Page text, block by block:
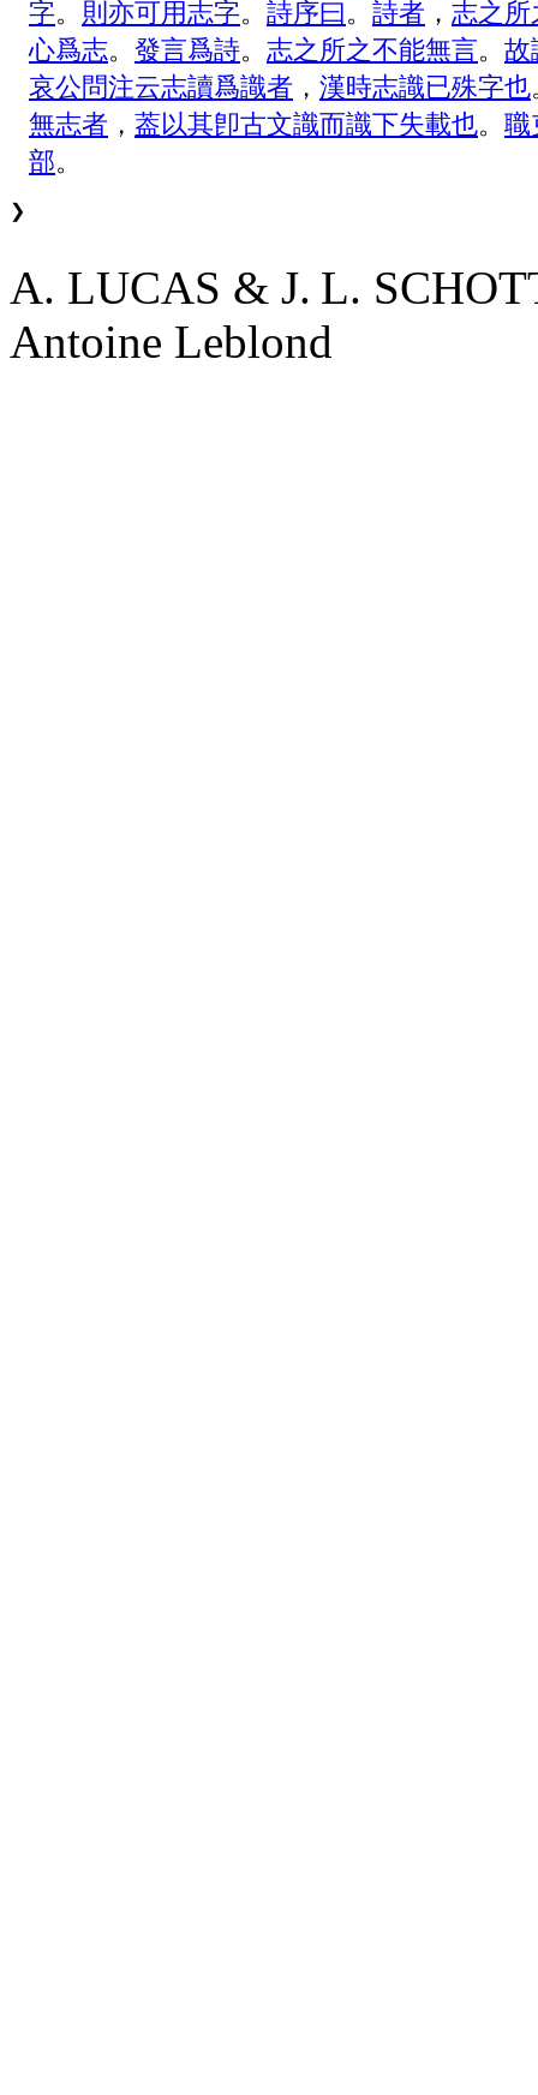
字。 則 亦可用志字。 詩序曰。 詩者 ， 志之 所
心爲志。 發言爲詩。 志之 所之不能無言。 故
哀公問注云志讀爲識者 ， 漢時志識已殊字也
無志者 ， 葢以其卽古文識而識下失載也。 職
部。
❯
A. LUCAS & J. L.
Antoine Leblond